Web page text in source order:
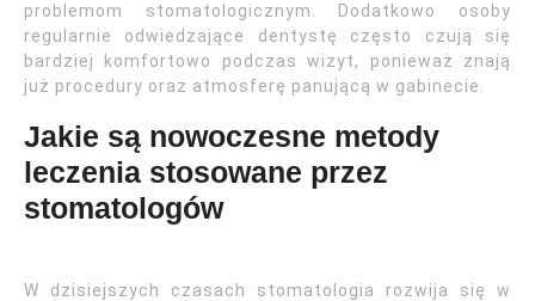
problemom stomatologicznym. Dodatkowo osoby
regularnie odwiedzające dentystę często czują się
bardziej komfortowo podczas wizyt, ponieważ znają
już procedury oraz atmosferę panującą w gabinecie.
Jakie są nowoczesne metody
leczenia stosowane przez
stomatologów
W dzisiejszych czasach stomatologia rozwija się w